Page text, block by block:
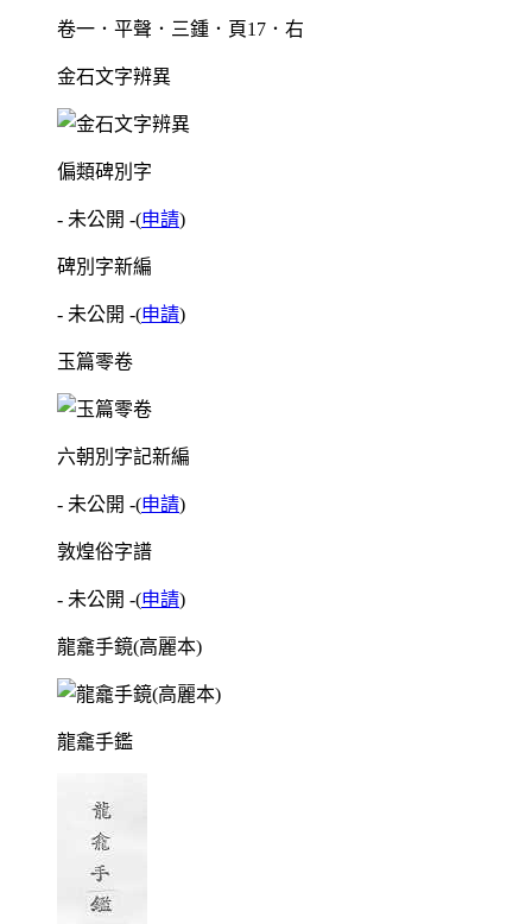
卷一．平聲．三鍾．頁17．右
金石文字辨異
偏類碑別字
- 未公開 -(申請)
碑別字新編
- 未公開 -(申請)
玉篇零卷
六朝別字記新編
- 未公開 -(申請)
敦煌俗字譜
- 未公開 -(申請)
龍龕手鏡(高麗本)
龍龕手鑑